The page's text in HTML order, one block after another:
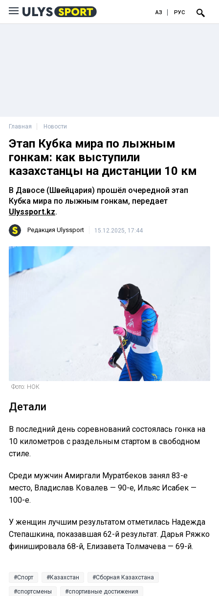
ҚАЗ РУС
Главная Новости
Этап Кубка мира по лыжным
гонкам: как выступили
казахстанцы на дистанции 10 км
В Давосе (Швейцария) прошёл очередной этап
Кубка мира по лыжным гонкам, передает
Ulyssport.kz.
Редакция Ulyssport 15.12.2025, 17:44
Фото: НОК
Детали
В последний день соревнований состоялась гонка на
10 километров с раздельным стартом в свободном
стиле.
Среди мужчин Амиргали Муратбеков занял 83-е
место, Владислав Ковалев — 90-е, Ильяс Исабек —
100-е.
У женщин лучшим результатом отметилась Надежда
Степашкина, показавшая 62-й результат. Дарья Ряжко
финишировала 68-й, Елизавета Толмачева — 69-й.
Спорт Казахстан Сборная Казахстана
спортсмены спортивные достижения